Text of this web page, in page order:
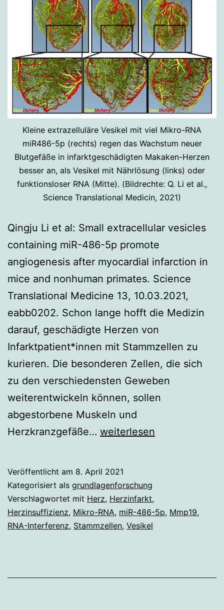
Kleine extrazelluläre Vesikel mit viel Mikro-RNA
miR486-5p (rechts) regen das Wachstum neuer
Blutgefäße in infarktgeschädigten Makaken-Herzen
besser an, als Vesikel mit Nährlösung (links) oder
funktionsloser RNA (Mitte). (Bildrechte: Q. Li et al.,
Science Translational Medicin, 2021)
Qingju Li et al: Small extracellular vesicles
containing miR-486-5p promote
angiogenesis after myocardial infarction in
mice and nonhuman primates. Science
Translational Medicine 13, 10.03.2021,
eabb0202. Schon lange hofft die Medizin
darauf, geschädigte Herzen von
Infarktpatient*innen mit Stammzellen zu
kurieren. Die besonderen Zellen, die sich
zu den verschiedensten Geweben
weiterentwickeln können, sollen
abgestorbene Muskeln und
Herzkranzgefäße… Mikro-
neue
Herzgefäße
sprießen
weiterlesen
Veröffentlicht am 8. April 2021
Kategorisiert als grundlagenforschung
Verschlagwortet mit Herz, Herzinfarkt,
Herzinsuffizienz, Mikro-RNA, miR-486-5p, Mmp19,
RNA-Interferenz, Stammzellen, Vesikel